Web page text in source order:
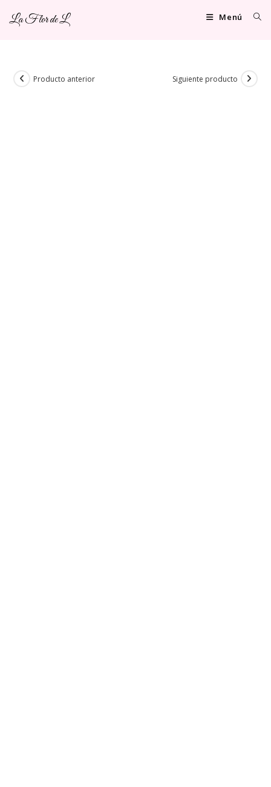
La Flor de L Menú
Producto anterior Siguiente producto